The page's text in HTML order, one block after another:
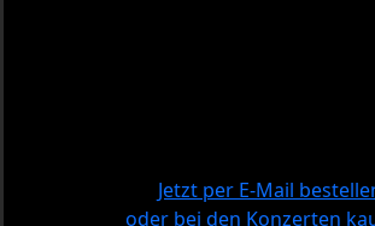
Jetzt per E-Mail
oder bei den Konzerten